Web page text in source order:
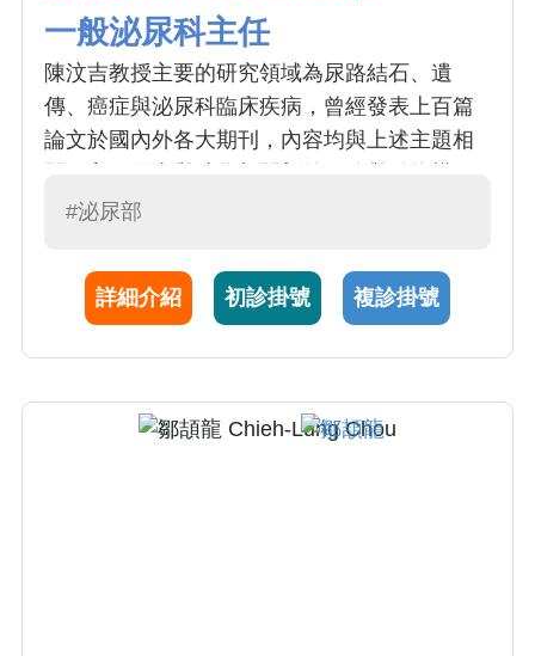
一般泌尿科主任
陳汶吉教授主要的研究領域為尿路結石、遺
傳、癌症與泌尿科臨床疾病，曾經發表上百篇
論文於國內外各大期刊，內容均與上述主題相
型、結石預防藥物與飲食、基因遺傳和中西醫
致力達成之目標。教育工作包括主導醫學導論
教學、臨床泌尿科學、中醫泌尿生殖學、臨床
#泌尿部
詳細介紹 初診掛號 複診掛號